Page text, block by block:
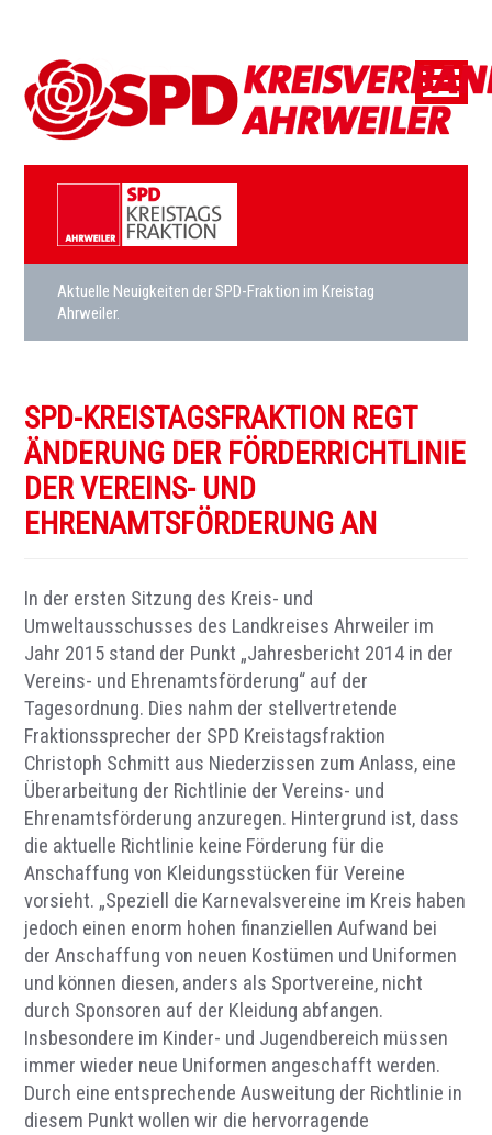
Aktuelle Neuigkeiten der SPD-Fraktion im Kreistag
Ahrweiler.
SPD-KREISTAGSFRAKTION REGT
ÄNDERUNG DER FÖRDERRICHTLINIE
DER VEREINS- UND
EHRENAMTSFÖRDERUNG AN
In der ersten Sitzung des Kreis- und
Umweltausschusses des Landkreises Ahrweiler im
Jahr 2015 stand der Punkt „Jahresbericht 2014 in der
Vereins- und Ehrenamtsförderung“ auf der
Tagesordnung. Dies nahm der stellvertretende
Fraktionssprecher der SPD Kreistagsfraktion
Christoph Schmitt aus Niederzissen zum Anlass, eine
Überarbeitung der Richtlinie der Vereins- und
Ehrenamtsförderung anzuregen. Hintergrund ist, dass
die aktuelle Richtlinie keine Förderung für die
Anschaffung von Kleidungsstücken für Vereine
vorsieht. „Speziell die Karnevalsvereine im Kreis haben
jedoch einen enorm hohen finanziellen Aufwand bei
der Anschaffung von neuen Kostümen und Uniformen
und können diesen, anders als Sportvereine, nicht
durch Sponsoren auf der Kleidung abfangen.
Insbesondere im Kinder- und Jugendbereich müssen
immer wieder neue Uniformen angeschafft werden.
Durch eine entsprechende Ausweitung der Richtlinie in
diesem Punkt wollen wir die hervorragende